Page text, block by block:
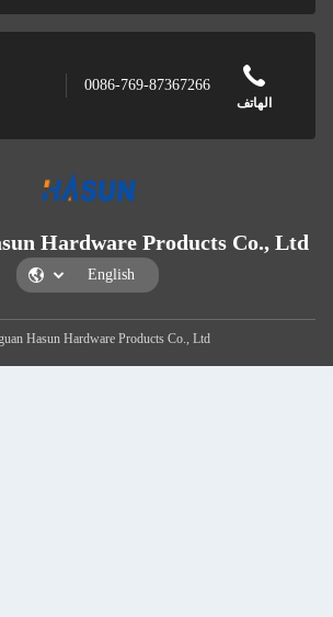
Dongguan Hasun Hardware
Dongguan Hasun Hardware